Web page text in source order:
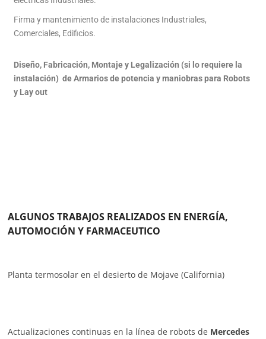
Firma y mantenimiento de instalaciones Industriales,
Comerciales, Edificios.
Diseño, Fabricación, Montaje y Legalización (si lo requiere la
instalación) de Armarios de potencia y maniobras para Robots
y Lay out
ALGUNOS TRABAJOS REALIZADOS EN ENERGÍA,
AUTOMOCIÓN Y FARMACEUTICO
Planta termosolar en el desierto de Mojave (California)
Actualizaciones continuas en la línea de robots de Mercedes